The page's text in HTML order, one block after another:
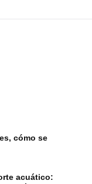
cómo se
acuático: